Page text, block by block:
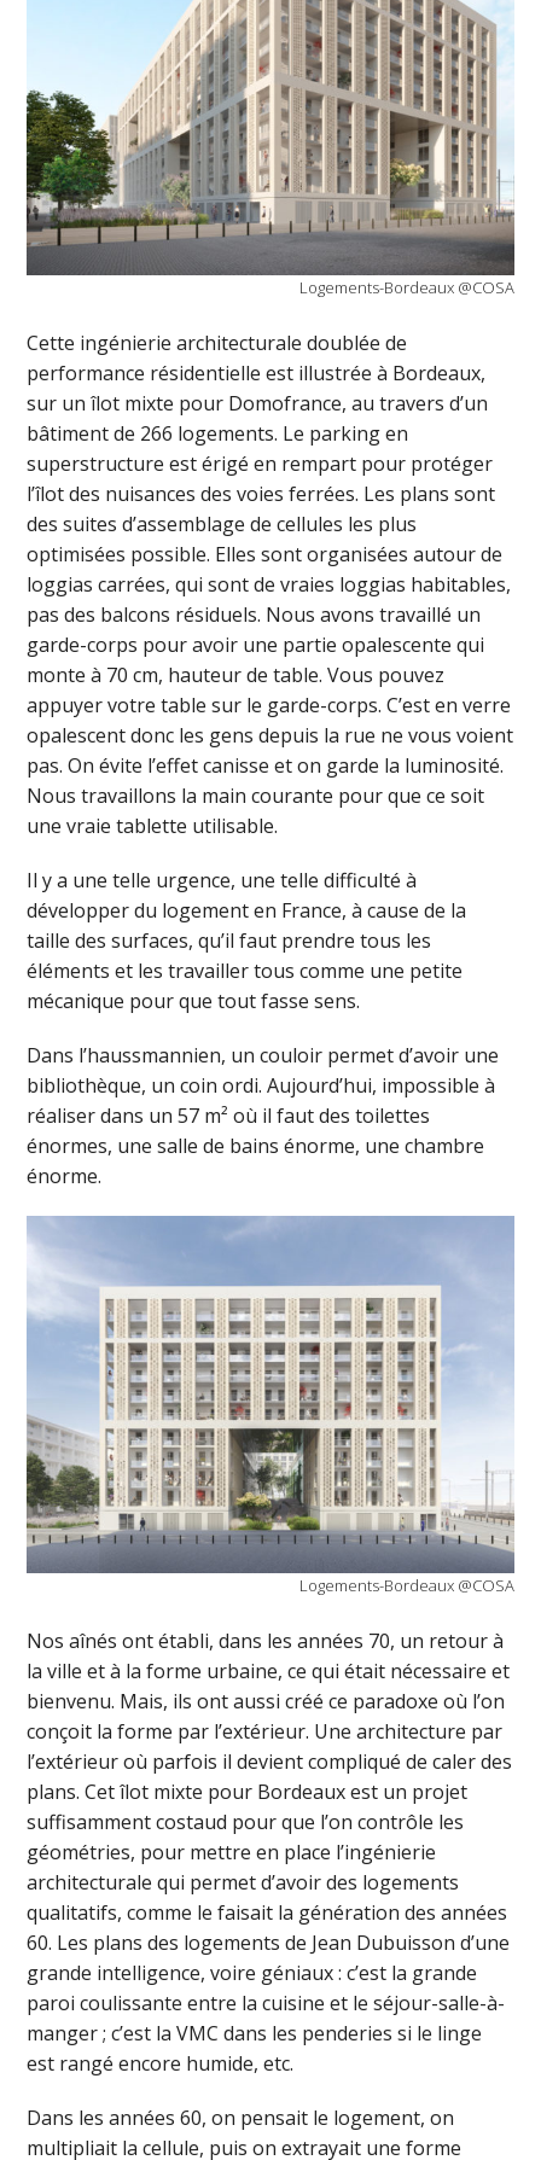
Logements-Bordeaux @COSA
Cette ingénierie architecturale doublée de
performance résidentielle est illustrée à Bordeaux,
sur un îlot mixte pour Domofrance, au travers d’un
bâtiment de 266 logements. Le parking en
superstructure est érigé en rempart pour protéger
l’îlot des nuisances des voies ferrées. Les plans sont
des suites d’assemblage de cellules les plus
optimisées possible. Elles sont organisées autour de
loggias carrées, qui sont de vraies loggias habitables,
pas des balcons résiduels. Nous avons travaillé un
garde-corps pour avoir une partie opalescente qui
monte à 70 cm, hauteur de table. Vous pouvez
appuyer votre table sur le garde-corps. C’est en verre
opalescent donc les gens depuis la rue ne vous voient
pas. On évite l’effet canisse et on garde la luminosité.
Nous travaillons la main courante pour que ce soit
une vraie tablette utilisable.
Il y a une telle urgence, une telle difficulté à
développer du logement en France, à cause de la
taille des surfaces, qu’il faut prendre tous les
éléments et les travailler tous comme une petite
mécanique pour que tout fasse sens.
Dans l’haussmannien, un couloir permet d’avoir une
bibliothèque, un coin ordi. Aujourd’hui, impossible à
réaliser dans un 57 m² où il faut des toilettes
énormes, une salle de bains énorme, une chambre
énorme.
Logements-Bordeaux @COSA
Nos aînés ont établi, dans les années 70, un retour à
la ville et à la forme urbaine, ce qui était nécessaire et
bienvenu. Mais, ils ont aussi créé ce paradoxe où l’on
conçoit la forme par l’extérieur. Une architecture par
l’extérieur où parfois il devient compliqué de caler des
plans. Cet îlot mixte pour Bordeaux est un projet
suffisamment costaud pour que l’on contrôle les
géométries, pour mettre en place l’ingénierie
architecturale qui permet d’avoir des logements
qualitatifs, comme le faisait la génération des années
60. Les plans des logements de Jean Dubuisson d’une
grande intelligence, voire géniaux : c’est la grande
paroi coulissante entre la cuisine et le séjour-salle-à-
manger ; c’est la VMC dans les penderies si le linge
est rangé encore humide, etc.
Dans les années 60, on pensait le logement, on
multipliait la cellule, puis on extrayait une forme